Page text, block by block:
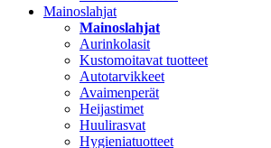
Mainoslahjat
Mainoslahjat
Aurinkolasit
Kustomoitavat tuotteet
Autotarvikkeet
Avaimenperät
Heijastimet
Huulirasvat
Hygieniatuotteet